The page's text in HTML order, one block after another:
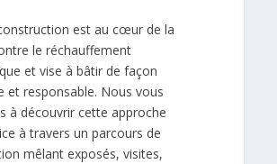
est au cœur de la
le réchauffement
et vise à bâtir de façon
et responsable. Nous vous
à découvrir cette approche
à travers un parcours de
mêlant exposés, visites,